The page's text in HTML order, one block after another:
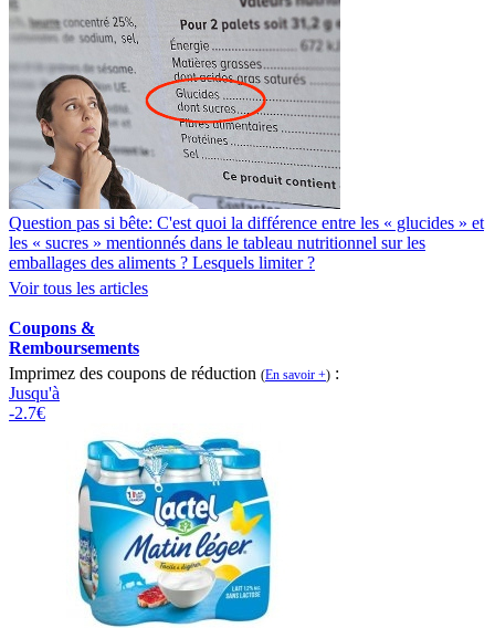
Question pas si bête: C'est quoi la différence entre les « glucides » et
les « sucres » mentionnés dans le tableau nutritionnel sur les
emballages des aliments ? Lesquels limiter ?
Voir tous les articles
Coupons &
Remboursements
Imprimez des coupons de réduction (En savoir +) :
Jusqu'à
-2.7€